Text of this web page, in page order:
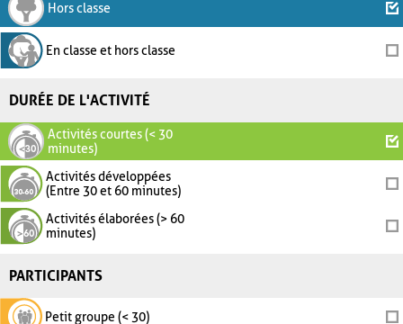
Hors classe
En classe et hors classe
DURÉE DE L'ACTIVITÉ
Activités courtes (< 30
minutes)
Activités développées
(Entre 30 et 60 minutes)
Activités élaborées (> 60
minutes)
PARTICIPANTS
Petit groupe (< 30)